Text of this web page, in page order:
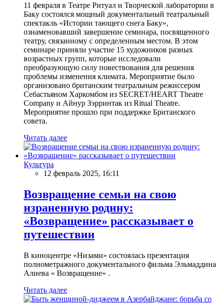
11 февраля в Театре Ритуал и Творческой лаборатории в
Баку состоялся мощный документальный театральный
спектакль «Истории тающего снега Баку»,
ознаменовавший завершение семинара, посвященного
театру, связанному с определенным местом. В этом
семинаре приняли участие 15 художников разных
возрастных групп, которые исследовали
преобразующую силу повествования для решения
проблемы изменения климата. Мероприятие было
организовано британским театральным режиссером
Себастьяном Харкомбом из SECRET/HEART Theatre
Company и Айнур Зэрринтак из Ritual Theatre.
Мероприятие прошло при поддержке Британского
совета.
Читать далее
Культура
12 февраль 2025, 16:11
Возвращение семьи на свою
израненную родину:
«Возвращение» рассказывает о
путешествии
В киноцентре «Низами» состоялась презентация
полнометражного документального фильма Эльмаддина
Алиева « Возвращение» .
Читать далее